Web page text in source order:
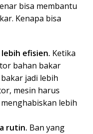
bisa membantu
Kenapa bisa
efisien. Ketika
bahan bakar
jadi lebih
mesin harus
lebih
rutin. Ban yang